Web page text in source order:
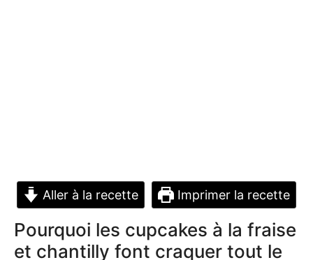
Aller à la recette Imprimer la recette
Pourquoi les cupcakes à la fraise
et chantilly font craquer tout le